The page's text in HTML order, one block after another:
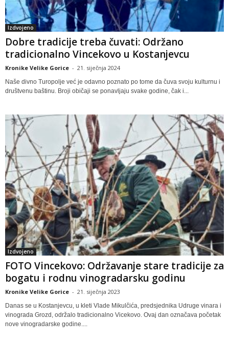
Izdvojeno
Dobre tradicije treba čuvati: Održano
tradicionalno Vincekovo u Kostanjevcu
Kronike Velike Gorice - 21. siječnja 2024
Naše divno Turopolje već je odavno poznato po tome da čuva svoju kulturnu i
društvenu baštinu. Broji običaji se ponavljaju svake godine, čak i...
Izdvojeno
FOTO Vincekovo: Održavanje stare tradicije za
bogatu i rodnu vinogradarsku godinu
Kronike Velike Gorice - 21. siječnja 2023
Danas se u Kostanjevcu, u kleti Vlade Mikulčića, predsjednika Udruge vinara i
vinograda Grozd, održalo tradicionalno Vicekovo. Ovaj dan označava početak
nove vinogradarske godine....